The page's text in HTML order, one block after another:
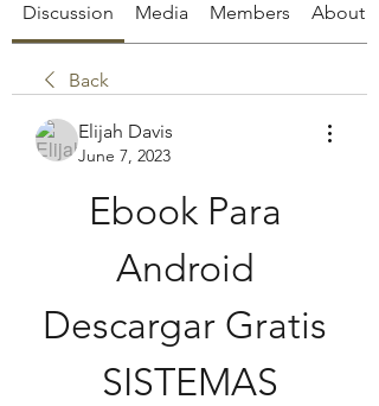
Discussion Media Members About
Back
Elijah Davis
June 7, 2023
Ebook Para
Android
Descargar Gratis
SISTEMAS